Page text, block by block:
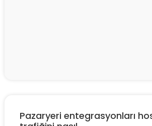
Pazaryeri entegrasyonları